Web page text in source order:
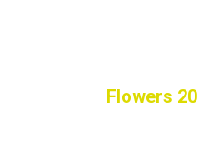
Flowers 20